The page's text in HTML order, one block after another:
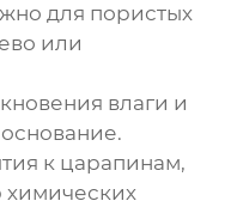
для пористых
или
влаги и
к царапинам,